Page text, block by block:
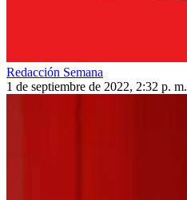
Redacción Semana
1 de septiembre de 2022, 2:32 p. m.